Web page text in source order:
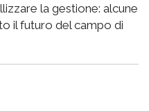
la gestione: alcune
il futuro del campo di